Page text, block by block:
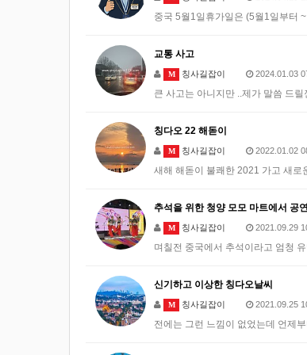
중국 5월1일휴가일은 (5월1일부터
교통 사고
M 칭사길잡이 2024.01.03
큰 사고는 아니지만 ..제가 말씀 드
칭다오 22 해돋이
M 칭사길잡이 2022.01.02
새해 해돋이 불쾌한 2021 가고 새
추석을 위한 청양 모모 마트에서 공연
M 칭사길잡이 2021.09.29
며칠전 중국에서 추석이라고 엄청
신기하고 이상한 칭다오날씨
M 칭사길잡이 2021.09.25
전에는 그런 느낌이 없었는데 언제